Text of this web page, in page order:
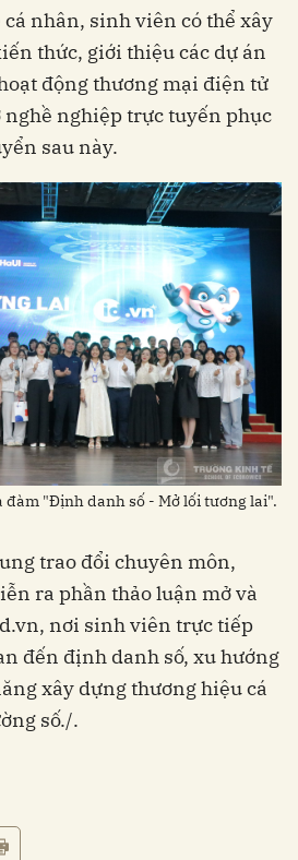
nhân, sinh viên có thể xây
thức, giới thiệu các dự án
động thương mại điện tử
nghề nghiệp trực tuyến phục
sau này.
đàm "Định danh số - Mở lối tương lai".
trao đổi chuyên môn,
ra phần thảo luận mở và
nơi sinh viên trực tiếp
đến định danh số, xu hướng
xây dựng thương hiệu cá
số./.